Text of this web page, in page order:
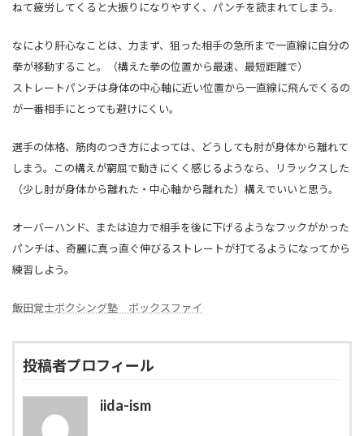
ねて疲労してくると大振りになりやすく、パンチを読まれてしまう。
なにより肝心なことは、力まず、狙った相手の急所まで一直線に自分の
拳が移動すること。（構えた拳の位置から最速、最短距離で）
ストレートパンチは身体の中心軸に近い位置から一直線に飛んでくるの
が一番相手にとっても避けにくい。
選手の体格、筋肉のつき方によっては、どうしても肘が身体から離れて
しまう。この構えが窮屈で動きにくく感じるようなら、リラックスした
（少し肘が身体から離れた・中心軸から離れた）構えでいいと思う。
オーバーハンド、または迫力で相手を後に下げるようなフックがかった
パンチは、奇麗に真っ直ぐ伸びるストレートが打てるようになってから
練習しよう。
飯田覚士ボクシング塾 ボックスファイ
投稿者プロフィール
iida-ism